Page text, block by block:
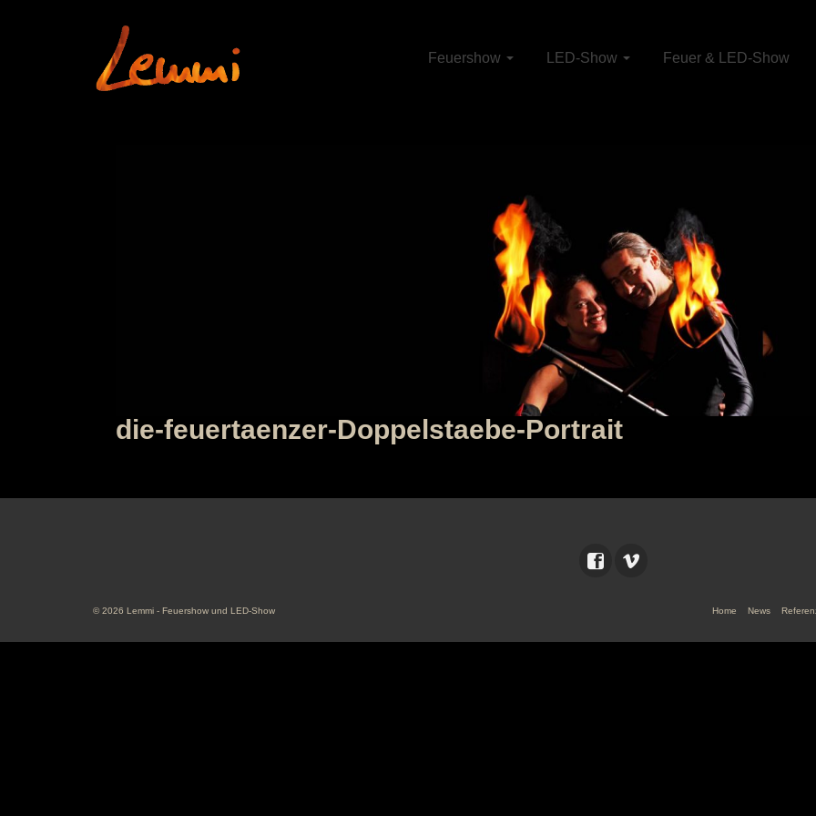
Feuershow LED-Show Feuer & LED-Show
die-feuertaenzer-Doppelstaebe-Portrait
Home News
© 2026 Lemmi - Feuershow und LED-Show